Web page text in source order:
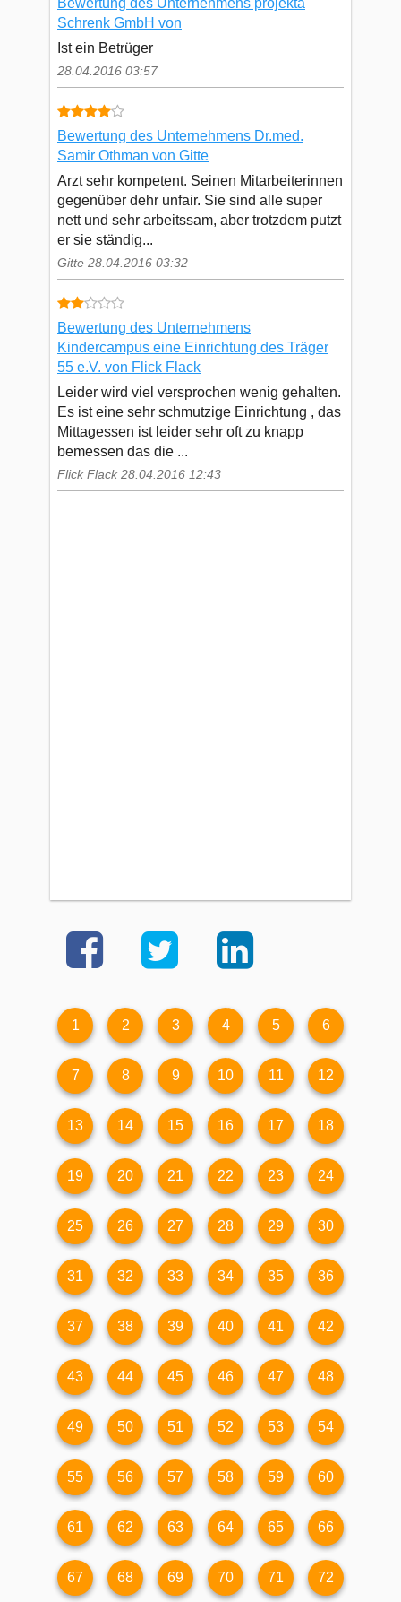
Bewertung des Unternehmens projekta
Schrenk GmbH von
Ist ein Betrüger
28.04.2016 03:57
Bewertung des Unternehmens Dr.med.
Samir Othman von Gitte
Arzt sehr kompetent. Seinen Mitarbeiterinnen
gegenüber dehr unfair. Sie sind alle super
nett und sehr arbeitssam, aber trotzdem putzt
er sie ständig...
Gitte 28.04.2016 03:32
Bewertung des Unternehmens
Kindercampus eine Einrichtung des Träger
55 e.V. von Flick Flack
Leider wird viel versprochen wenig gehalten.
Es ist eine sehr schmutzige Einrichtung , das
Mittagessen ist leider sehr oft zu knapp
bemessen das die ...
Flick Flack 28.04.2016 12:43
1 2 3 4 5 6
7 8 9 10 11 12
13 14 15 16 17 18
19 20 21 22 23 24
25 26 27 28 29 30
31 32 33 34 35 36
37 38 39 40 41 42
43 44 45 46 47 48
49 50 51 52 53 54
55 56 57 58 59 60
61 62 63 64 65 66
67 68 69 70 71 72